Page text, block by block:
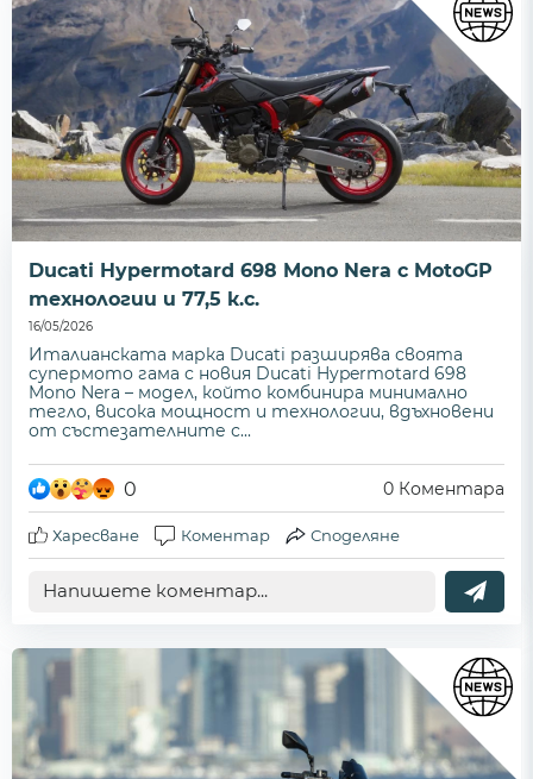
Ducati Hypermotard 698 Mono Nera с MotoGP
технологии и 77,5 к.с.
16/05/2026
Италианската марка Ducati разширява своята
супермото гама с новия Ducati Hypermotard 698
Mono Nera – модел, който комбинира минимално
тегло, висока мощност и технологии, вдъхновени
от състезателните с...
0 0 Коментара
Харесване Коментар Споделяне